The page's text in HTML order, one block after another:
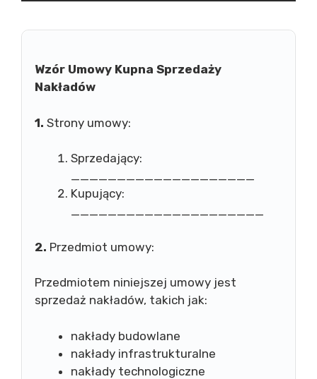
Wzór Umowy Kupna Sprzedaży
Nakładów
1. Strony umowy:
Sprzedający:
____________________
Kupujący:
_____________________
2. Przedmiot umowy:
Przedmiotem niniejszej umowy jest
sprzedaż nakładów, takich jak:
nakłady budowlane
nakłady infrastrukturalne
nakłady technologiczne